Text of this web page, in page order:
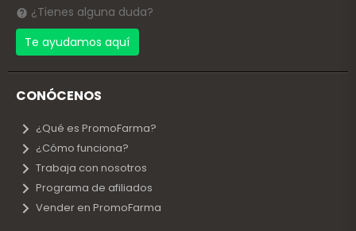
¿Tienes alguna duda?
Te ayudamos aquí
CONÓCENOS
¿Qué es PromoFarma?
¿Cómo funciona?
Trabaja con nosotros
Programa de afiliados
Vender en PromoFarma